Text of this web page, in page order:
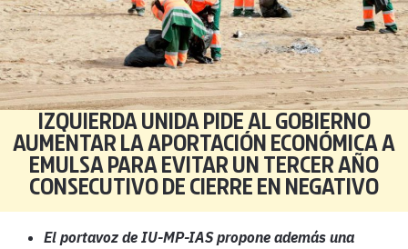
IZQUIERDA UNIDA PIDE AL GOBIERNO
AUMENTAR LA APORTACIÓN ECONÓMICA A
EMULSA PARA EVITAR UN TERCER AÑO
CONSECUTIVO DE CIERRE EN NEGATIVO
El portavoz de IU-MP-IAS propone además una